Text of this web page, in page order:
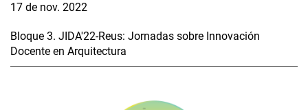
17 de nov. 2022
Bloque 3. JIDA'22-Reus: Jornadas sobre Innovación
Docente en Arquitectura